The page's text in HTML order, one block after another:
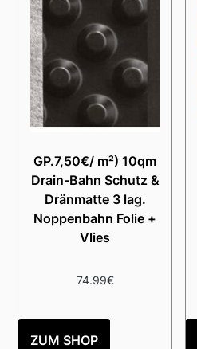
GP.7,50€/ m²) 10qm
Drain-Bahn Schutz &
Dränmatte 3 lag.
Noppenbahn Folie +
Vlies
74.99€
ZUM SHOP